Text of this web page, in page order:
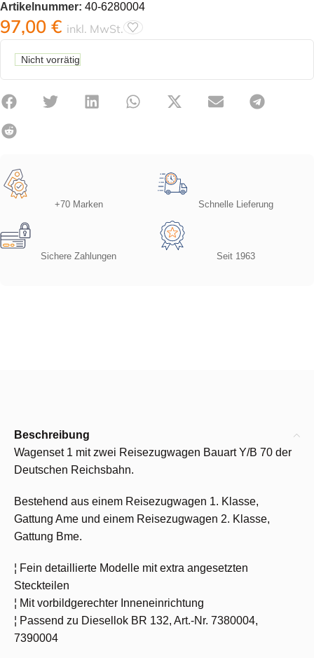
Artikelnummer: 40-6280004
97,00 € inkl. MwSt.
Nicht vorrätig
+70 Marken Schnelle Lieferung
Sichere Zahlungen Seit 1963
Beschreibung
Wagenset 1 mit zwei Reisezugwagen Bauart Y/B 70 der
Deutschen Reichsbahn.
Bestehend aus einem Reisezugwagen 1. Klasse,
Gattung Ame und einem Reisezugwagen 2. Klasse,
Gattung Bme.
¦ Fein detaillierte Modelle mit extra angesetzten
Steckteilen
¦ Mit vorbildgerechter Inneneinrichtung
¦ Passend zu Diesellok BR 132, Art.-Nr. 7380004,
7390004